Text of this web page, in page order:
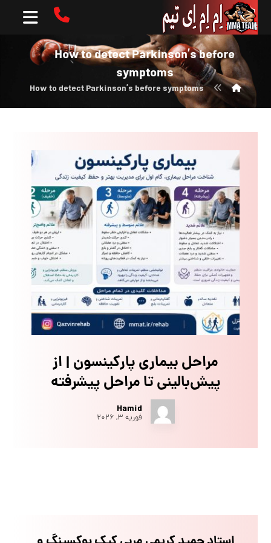
How to detect Parkinson’s before
symptoms
How to detect Parkinson’s before symptoms
مراحل بیماری پارکینسون | از
پیش‌بالینی تا مراحل پیشرفته
Hamid
فوریه ۳, ۲۰۲۶